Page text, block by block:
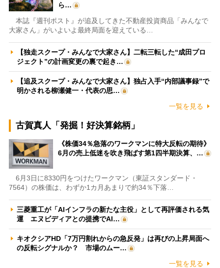
ら…
本誌『週刊ポスト』が追及してきた不動産投資商品「みんなで
大家さん」がいよいよ最終局面を迎えている…
【独走スクープ・みんなで大家さん】二転三転した“成田プロ
ジェクト”の計画変更の裏で起き…
【追及スクープ・みんなで大家さん】独占入手“内部議事録”で
明かされる柳瀬健一・代表の思…
一覧を見る
古賀真人「発掘！好決算銘柄」
《株価34％急落のワークマンに特大反転の期待》
6月の売上低迷を吹き飛ばす第1四半期決算、…
6月3日に8330円をつけたワークマン（東証スタンダード・
7564）の株価は、わずか1カ月あまりで約34％下落…
三菱重工が「AIインフラの新たな主役」として再評価される気
運 エヌビディアとの提携でAI…
キオクシアHD「7万円割れからの急反発」は再びの上昇局面へ
の反転シグナルか？ 市場のムー…
一覧を見る